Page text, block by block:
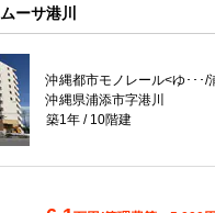
ムーサ港川
沖縄都市モノレール<ゆ･･･/
沖縄県浦添市字港川
築1年
10階建